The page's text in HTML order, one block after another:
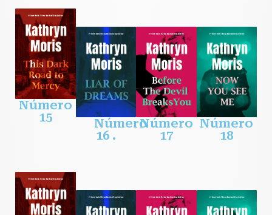
Número
15
Número
16 .
Número
17
Número
18